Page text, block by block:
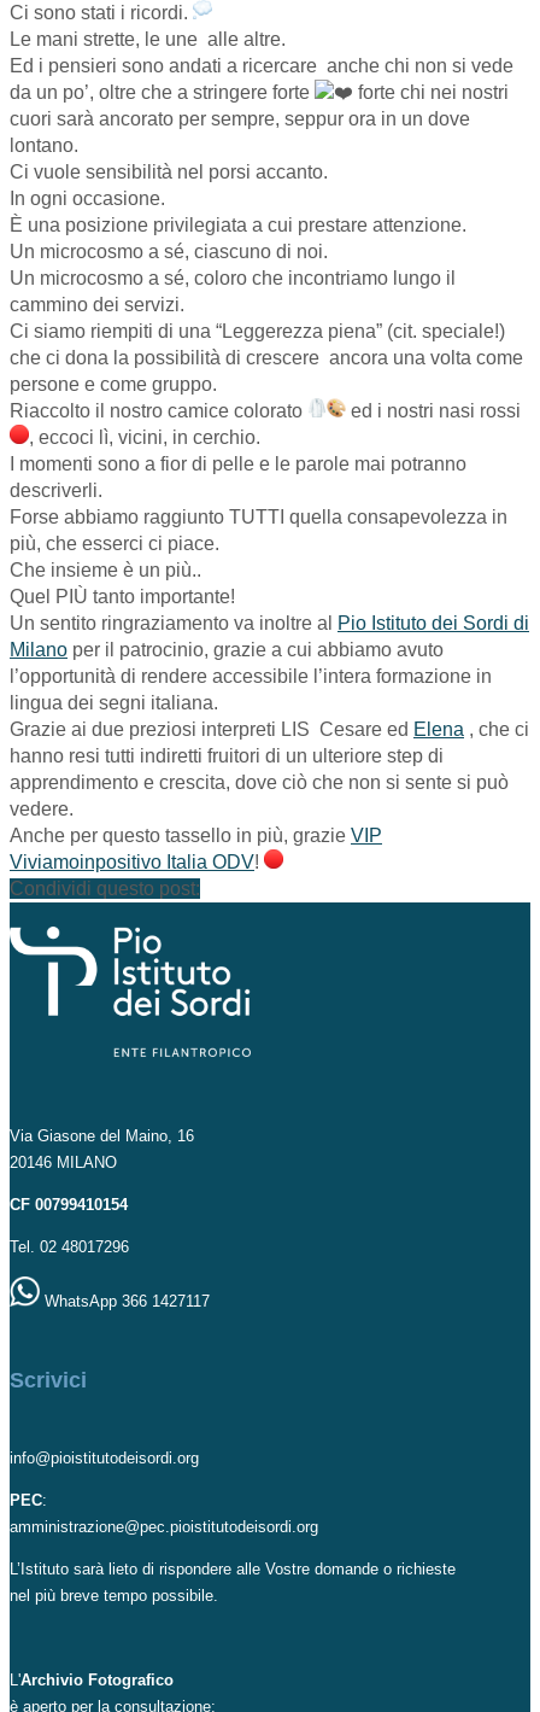
Ci sono stati i ricordi.
Le mani strette, le une alle altre.
Ed i pensieri sono andati a ricercare anche chi non si vede
da un po’, oltre che a stringere forte
forte chi nei nostri
cuori sarà ancorato per sempre, seppur ora in un dove
lontano.
Ci vuole sensibilità nel porsi accanto.
In ogni occasione.
È una posizione privilegiata a cui prestare attenzione.
Un microcosmo a sé, ciascuno di noi.
Un microcosmo a sé, coloro che incontriamo lungo il
cammino dei servizi.
Ci siamo riempiti di una “Leggerezza piena” (cit. speciale!)
che ci dona la possibilità di crescere ancora una volta come
persone e come gruppo.
Riaccolto il nostro camice colorato
ed i nostri nasi rossi
, eccoci lì, vicini, in cerchio.
I momenti sono a fior di pelle e le parole mai potranno
descriverli.
Forse abbiamo raggiunto TUTTI quella consapevolezza in
più, che esserci ci piace.
Che insieme è un più..
Quel PIÙ tanto importante!
Un sentito ringraziamento va inoltre al Pio Istituto dei Sordi di
Milano per il patrocinio, grazie a cui abbiamo avuto
l’opportunità di rendere accessibile l’intera formazione in
lingua dei segni italiana.
Grazie ai due preziosi interpreti LIS Cesare ed Elena , che ci
hanno resi tutti indiretti fruitori di un ulteriore step di
apprendimento e crescita, dove ciò che non si sente si può
vedere.
Anche per questo tassello in più, grazie VIP
Viviamoinpositivo Italia ODV!
Condividi questo post:
Via Giasone del Maino, 16
20146 MILANO
CF 00799410154
Tel. 02 48017296
WhatsApp 366 1427117
Scrivici
info@pioistitutodeisordi.org
PEC:
amministrazione@pec.pioistitutodeisordi.org
L’Istituto sarà lieto di rispondere alle Vostre domande o richieste
nel più breve tempo possibile.
L'Archivio Fotografico
è aperto per la consultazione: